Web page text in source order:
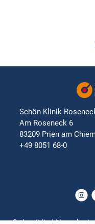
Schön Klinik
Am Roseneck 6
83209 Prien am
+49 8051 68-0